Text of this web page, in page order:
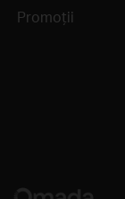
Promoții